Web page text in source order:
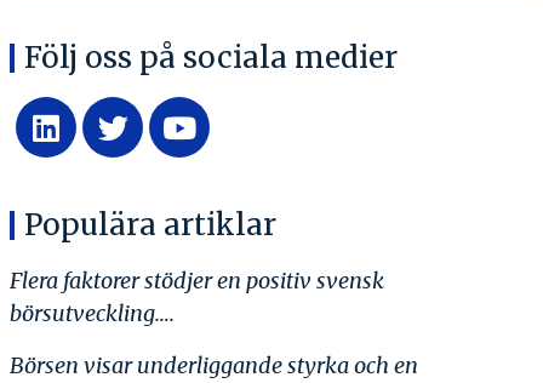
Följ oss på sociala medier
Populära artiklar
Flera faktorer stödjer en positiv svensk
börsutveckling….
Börsen visar underliggande styrka och en